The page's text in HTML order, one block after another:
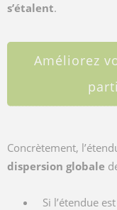
s’étalent.
Améliorez
Concrètement,
dispersion globale
Si l’étendue est